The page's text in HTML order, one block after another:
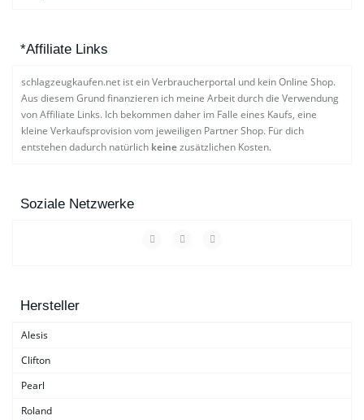
*Affiliate Links
schlagzeugkaufen.net ist ein Verbraucherportal und kein Online Shop.
Aus diesem Grund finanzieren ich meine Arbeit durch die Verwendung
von Affiliate Links. Ich bekommen daher im Falle eines Kaufs, eine
kleine Verkaufsprovision vom jeweiligen Partner Shop. Für dich
entstehen dadurch natürlich keinezusätzlichen Kosten.
Soziale Netzwerke
Hersteller
Alesis
Clifton
Pearl
Roland